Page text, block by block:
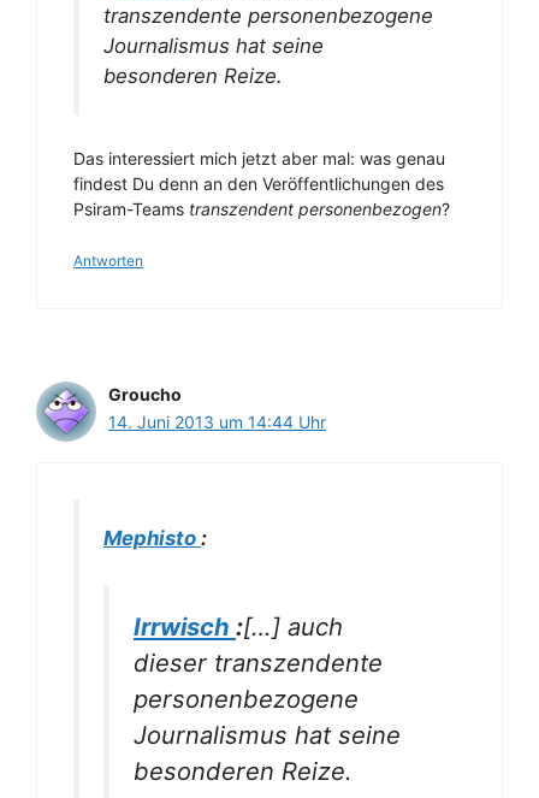
transzendente personenbezogene
Journalismus hat seine
besonderen Reize.
Das interessiert mich jetzt aber mal: was genau
findest Du denn an den Veröffentlichungen des
Psiram-Teams transzendent personenbezogen?
Antworten
Groucho
14. Juni 2013 um 14:44 Uhr
Mephisto :
Irrwisch :[…] auch
dieser transzendente
personenbezogene
Journalismus hat seine
besonderen Reize.